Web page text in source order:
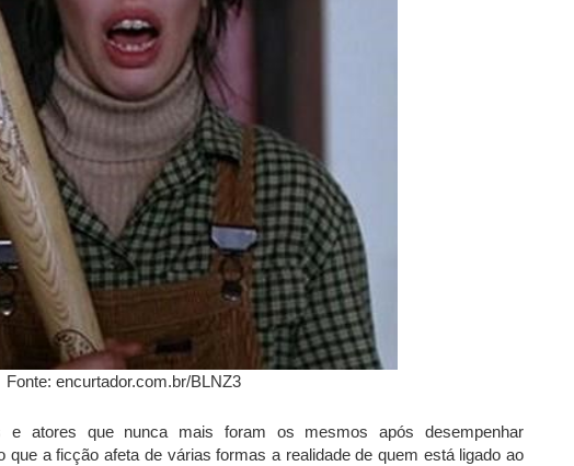
Fonte: encurtador.com.br/BLNZ3
e atores que nunca mais foram os mesmos após desempenhar
que a ficção afeta de várias formas a realidade de quem está ligado ao